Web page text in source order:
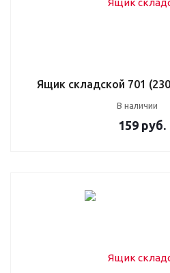
Ящик складской 701
В наличии
159 руб.